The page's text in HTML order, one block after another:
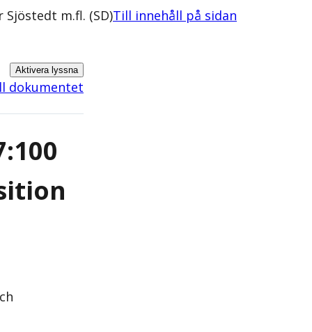
m.fl. (SD)Till innehåll på sidan
Aktivera lyssna
dokumentet